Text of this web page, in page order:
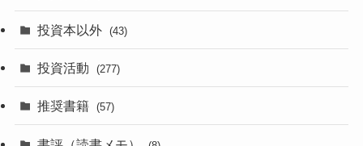
投資本以外 (43)
投資活動 (277)
推奨書籍 (57)